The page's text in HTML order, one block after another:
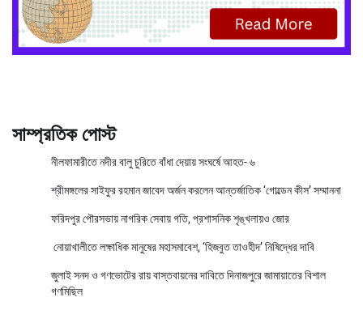
সাম্প্রতিক পোস্ট
নীলফামারীতে নদীর বালু চুরিতে বাঁধা দেয়ায় সংঘর্ষে আহত- ৬
শ্রীমঙ্গলের সাইফুর রহমান জাবেদ অর্জন করলেন আন্তর্জাতিক ‘গোল্ডেন কীস’ সম্মাননা
ফরিদপুর পৌরসভায় নাগরিক সেবায় গতি, প্রশাসনিক শৃঙ্খলায়ও জোর
নোয়াখালীতে লক্ষাধিক মানুষের মহাসমাবেশ, ‘হিজবুত তাওহীদ’ নিষিদ্ধের দাবি
জুলাই সনদ ও গণভোটের রায় বাস্তবায়নের দাবিতে দিনাজপুরে জামায়াতের বিশাল
গণমিছিল